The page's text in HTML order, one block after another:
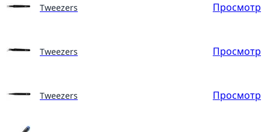
Tweezers Просмотр
Tweezers Просмотр
Tweezers Просмотр